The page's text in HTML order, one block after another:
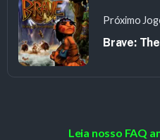
Próximo
Brave:
Leia nosso FAQ